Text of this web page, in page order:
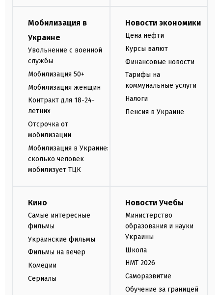
Мобилизация в
Украине
Увольнение с военной
службы
Мобилизация 50+
Мобилизация женщин
Контракт для 18-24-
летних
Отсрочка от
мобилизации
Мобилизация в Украине:
сколько человек
мобилизует ТЦК
Новости экономики
Цена нефти
Курсы валют
Финансовые новости
Тарифы на
коммунальные услуги
Налоги
Пенсия в Украине
Кино
Самые интересные
фильмы
Украинские фильмы
Фильмы на вечер
Комедии
Сериалы
Новости Учебы
Министерство
образования и науки
Украины
Школа
НМТ 2026
Саморазвитие
Обучение за границей